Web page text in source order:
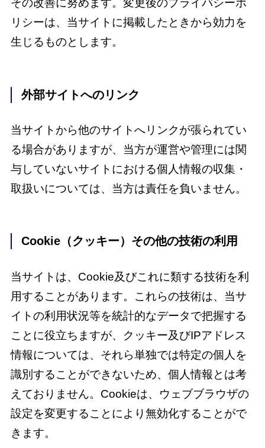
その改善に努めます。変更後のプライバシーポ
リシーは、当サイトに掲載したときから効力を
生じるものとします。
外部サイトへのリンク
当サイトから他のサイトへリンクが張られてい
る場合がありますが、当方が運営や管理には関
与していないサイトにおける個人情報の収集・
取扱いについては、当方は責任を負いません。
Cookie（クッキー）その他の技術の利用
当サイトは、Cookie及びこれに類する技術を利
用することがあります。これらの技術は、当サ
イトの利用状況等を統計的なデータで把握する
ことに役立ちますが、クッキー及びIPアドレス
情報については、それら単独では特定の個人を
識別することができないため、個人情報とは考
えておりません。Cookieは、ウェブブラウザの
設定を変更することにより無効化することがで
きます。